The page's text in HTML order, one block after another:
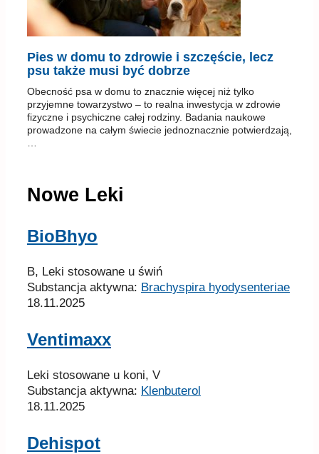
Pies w domu to zdrowie i szczęście, lecz
psu także musi być dobrze
Obecność psa w domu to znacznie więcej niż tylko
przyjemne towarzystwo – to realna inwestycja w zdrowie
fizyczne i psychiczne całej rodziny. Badania naukowe
prowadzone na całym świecie jednoznacznie potwierdzają,
Nowe Leki
BioBhyo
B, Leki stosowane u świń
Substancja aktywna: Brachyspira hyodysenteriae
18.11.2025
Ventimaxx
Leki stosowane u koni, V
Substancja aktywna: Klenbuterol
18.11.2025
Dehispot